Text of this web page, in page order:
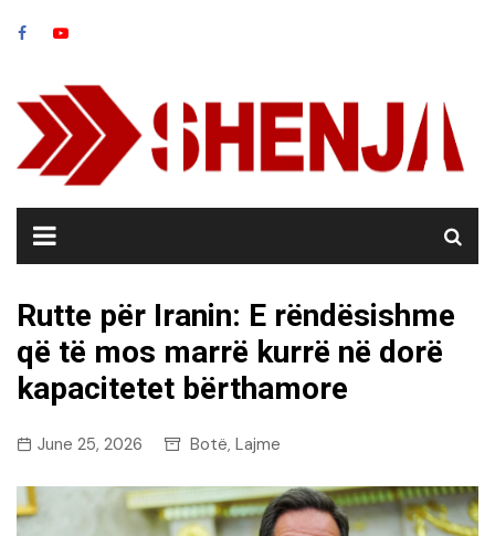
Rutte për Iranin: E rëndësishme
që të mos marrë kurrë në dorë
kapacitetet bërthamore
June 25, 2026 Botë, Lajme